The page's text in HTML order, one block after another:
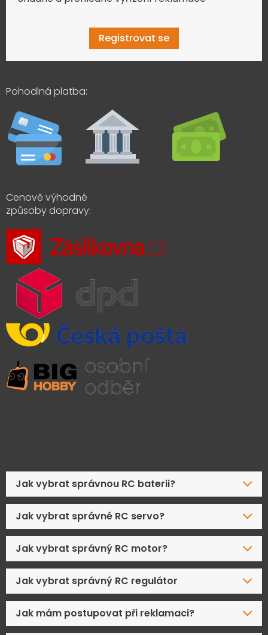
Registrovat se
Pohodlná platba:
Cenově výhodné
způsoby dopravy:
Jak vybrat správnou RC baterii?
Jak vybrat správné RC servo?
Jak vybrat správný RC motor?
Jak vybrat správný RC regulátor
Jak mám postupovat při reklamaci?